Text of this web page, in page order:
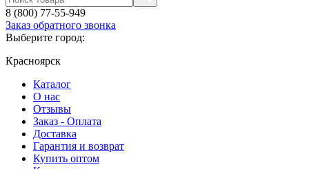
8 (800) 77-55-949
Заказ обратного звонка
Выберите город:
Красноярск
Каталог
О нас
Отзывы
Заказ - Оплата
Доставка
Гарантия и возврат
Купить оптом